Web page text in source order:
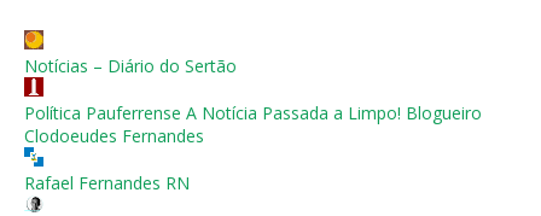
Notícias – Diário do Sertão
Política Pauferrense A Notícia Passada a Limpo! Blogueiro
Clodoeudes Fernandes
Rafael Fernandes RN